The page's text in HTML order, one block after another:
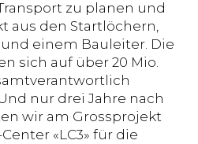
zu planen und
aus den Startlöchern,
einem Bauleiter. Die
sich auf über 20 Mio.
nur drei Jahre nach
wir am Grossprojekt
«LC3» für die